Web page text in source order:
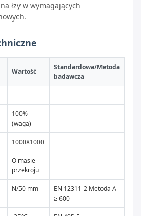
łzy w wymagających
Wartość
Standardowa/Metoda
badawcza
100%
(waga)
1000X1000
O masie
przekroju
N/50 mm
EN 12311-2 Metoda A
≥ 600